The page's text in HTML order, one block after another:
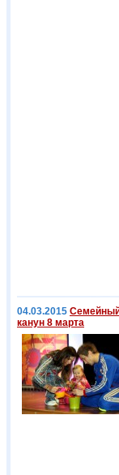
04.03.2015 Семейный
канун 8 марта